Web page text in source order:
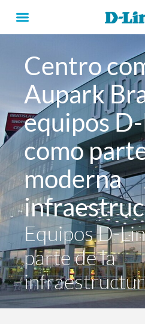
Centro
Aupark
equipos
como
moderna
Equipos D-
parte de la